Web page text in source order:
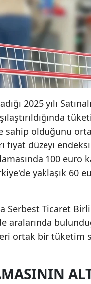
2025 yılı
sahip olduğunu
fiyat düzeyi
100 euro
yaklaşık 60
Serbest Ticaret
aralarında
ortak bir tüketim